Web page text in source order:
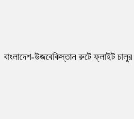
বাংলাদেশ-উজবেকিস্তান রুটে ফ্লাইট